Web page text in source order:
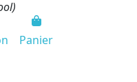
Panier